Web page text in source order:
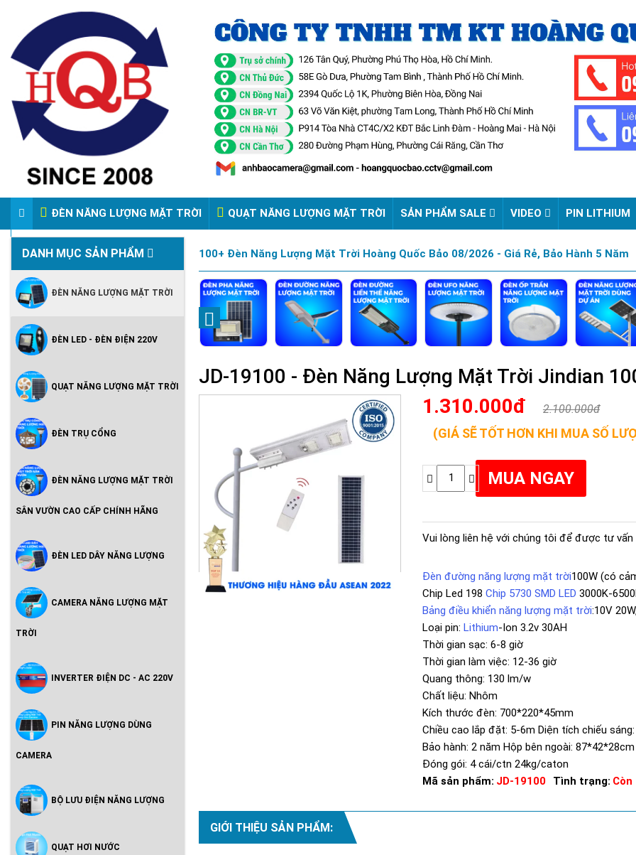
ĐÈN NĂNG LƯỢNG MẶT TRỜI QUẠT NĂNG LƯỢNG MẶT TRỜI SẢN PHẨM SALE VIDEO PIN LITHIUM
VIDEO ĐÈN PHA ĐIỆN 220V
DANH MỤC SẢN PHẨM
ĐÈN NĂNG LƯỢNG MẶT TRỜI
Vườn Cao Cấp Chính Hãng
ĐÈN LED - ĐÈN ĐIỆN 220V
Hoàng Quốc Bảo - Độ Sáng Cao,
QUẠT NĂNG LƯỢNG MẶT TRỜI
ĐÈN TRỤ CỔNG
ĐÈN NĂNG LƯỢNG MẶT TRỜI
SÂN VƯỜN CAO CẤP CHÍNH HÃNG
ĐÈN LED DÂY NĂNG LƯỢNG
CAMERA NĂNG LƯỢNG MẶT
TRỜI
INVERTER ĐIỆN DC - AC 220V
PIN NĂNG LƯỢNG DÙNG
CAMERA
BỘ LƯU ĐIỆN NĂNG LƯỢNG
QUẠT HƠI NƯỚC
100+ Đèn Năng Lượng Mặt Trời Hoàng Quốc Bảo 08/2026 - Giá Rẻ, Bảo Hành 5 Năm
JD-19100 - Đèn Năng Lượng Mặt Trời Jindian
1.310.000đ
2.100.000đ
(GIÁ SẼ TỐT HƠN KHI MUA SỐ
Vui lòng liên hệ với chúng tôi để được tư vấn
Đèn đường năng lượng mặt trời100W (có
Chip Led 198 Chip 5730 SMD LED 3000K-
Bảng điều khiển năng lượng mặt trời:10V
Loại pin: Lithium-Ion 3.2v 30AH
Thời gian sạc: 6-8 giờ
Thời gian làm việc: 12-36 giờ
Quang thông: 130 lm/w
Chất liệu: Nhôm
Kích thước đèn: 700*220*45mm
Chiều cao lắp đặt: 5-6m Diện tích chiếu
Bảo hành: 2 năm Hộp bên ngoài:
Đóng gói: 4 cái/ctn 24kg/caton
Mã sản phẩm: JD-19100 Tình trạng: Còn
GIỚI THIỆU SẢN PHẨM: